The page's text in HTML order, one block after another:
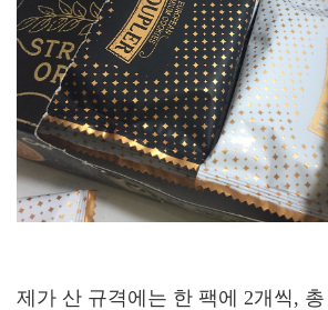
제가 산 규격에는 한 팩에 2개씩,